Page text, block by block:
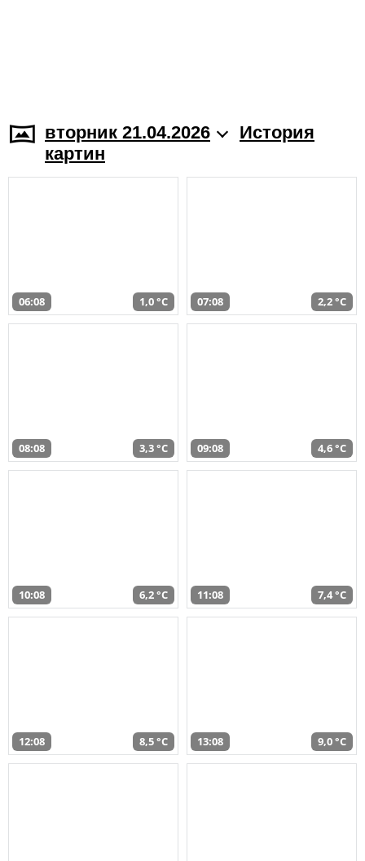
вторник 21.04.2026
История
картин
06:08 1,0 °C 07:08 2,2 °C
08:08 3,3 °C 09:08 4,6 °C
10:08 6,2 °C 11:08 7,4 °C
12:08 8,5 °C 13:08 9,0 °C